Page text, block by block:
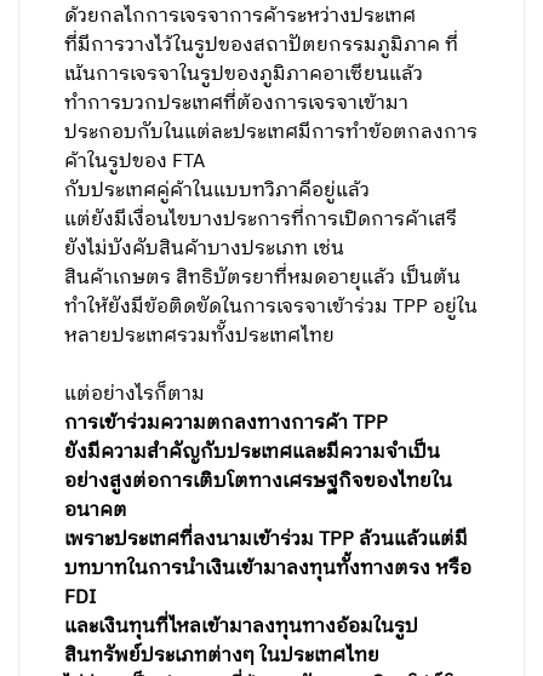
ด้วยกลไกการเจรจาการค้าระหว่างประเทศ
ที่มีการวางไว้ในรูปของสถาปัตยกรรมภูมิภาค ที่
เน้นการเจรจาในรูปของภูมิภาคอาเซียนแล้ว
ทำการบวกประเทศที่ต้องการเจรจาเข้ามา
ประกอบกับในแต่ละประเทศมีการทำข้อตกลงการ
ค้าในรูปของ FTA
กับประเทศคู่ค้าในแบบทวิภาคีอยู่แล้ว
แต่ยังมีเงื่อนไขบางประการที่การเปิดการค้าเสรี
ยังไม่บังคับสินค้าบางประเภท เช่น
สินค้าเกษตร สิทธิบัตรยาที่หมดอายุแล้ว เป็นต้น
ทำให้ยังมีข้อติดขัดในการเจรจาเข้าร่วมTPP อยู่ใน
หลายประเทศรวมทั้งประเทศไทย
แต่อย่างไรก็ตาม
การเข้าร่วมความตกลงทางการค้า TPP
ยังมีความสำคัญกับประเทศและมีความจำเป็น
อย่างสูงต่อการเติบโตทางเศรษฐกิจของไทยใน
อนาคต
เพราะประเทศที่ลงนามเข้าร่วมTPP ล้วนแล้วแต่มี
บทบาทในการนำเงินเข้ามาลงทุนทั้งทางตรง หรือ
FDI
และเงินทุนที่ไหลเข้ามาลงทุนทางอ้อมในรูป
สินทรัพย์ประเภทต่างๆ ในประเทศไทย